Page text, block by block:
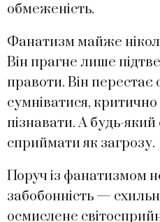
обмеженість.
Фанатизм майже
Він прагне лише
правоти. Він перестає
сумніватися,
пізнавати. А будь-
сприймати як загрозу.
Поруч із фанатизмом
забобонність —
осмислене